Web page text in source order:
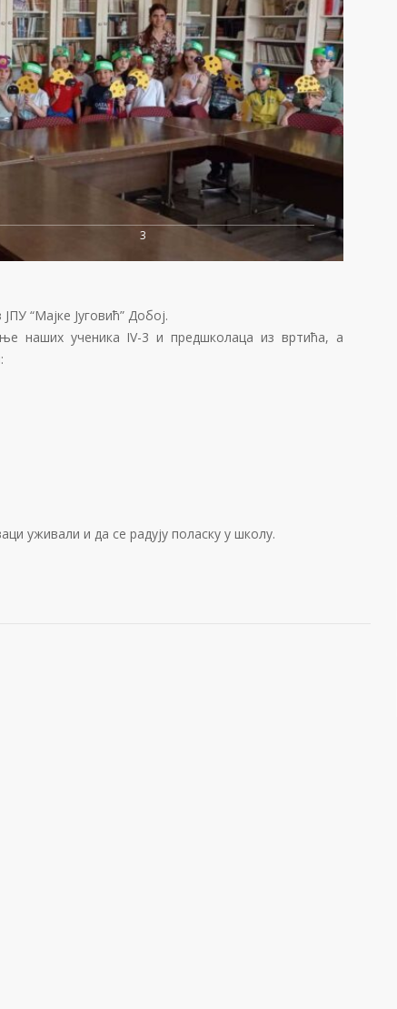
3
“Мајке Југовић” Добој.
наших ученика IV-3 и предшколаца из вртића, а
уживали и да се радују поласку у школу.